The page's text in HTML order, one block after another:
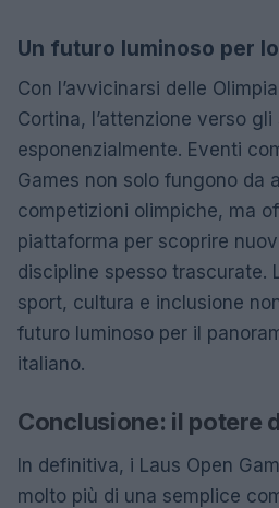
Un futuro luminoso per
Con l’avvicinarsi delle
Cortina, l’attenzione verso
esponenzialmente. Eventi
Games non solo fungono da
competizioni olimpiche, ma
piattaforma per scoprire
discipline spesso trascurate.
sport, cultura e inclusione
futuro luminoso per il
italiano.
Conclusione: il potere
In definitiva, i Laus Open
molto più di una semplice